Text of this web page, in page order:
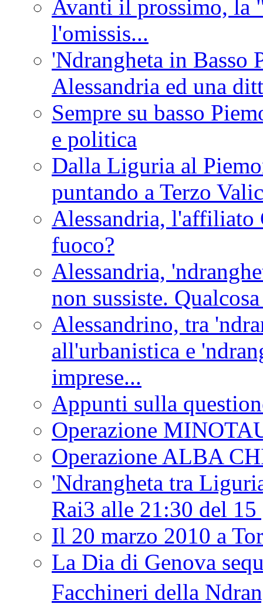
Avanti il prossimo, la
l'omissis...
'Ndrangheta in Basso
Alessandria ed una
Sempre su basso
e politica
Dalla Liguria al
puntando a Terzo
Alessandria, l'affiliato
fuoco?
Alessandria,
non sussiste.
Alessandrino, tra
all'urbanistica e
imprese...
Appunti sulla
Operazione
Operazione ALBA
'Ndrangheta tra
Rai3 alle 21:30 del
Il 20 marzo 2010 a
La Dia di Genova
Facchineri della